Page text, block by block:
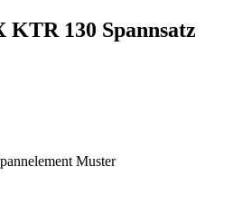
130 Spannsatz